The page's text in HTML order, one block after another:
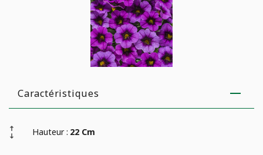
Caractéristiques
Hauteur : 22 Cm